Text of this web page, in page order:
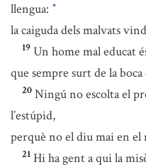
llengua: *
la caiguda dels malvats
19 Un home mal educat
que sempre surt de la
20 Ningú no escolta el
l’estúpid,
perquè no el diu mai en
21 Hi ha gent a qui la